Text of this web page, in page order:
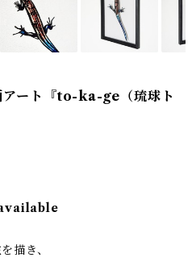
アート『to-ka-ge（琉球ト
描き、